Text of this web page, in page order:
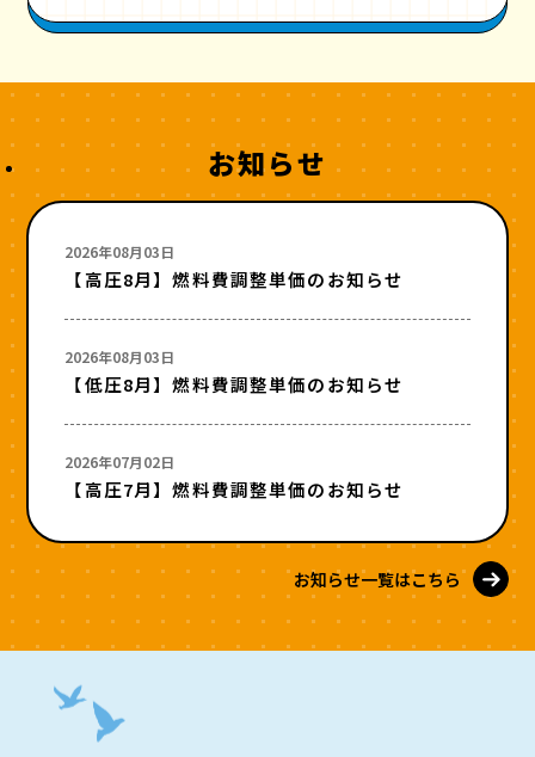
お知らせ
2026年08月03日
【高圧8月】燃料費調整単価のお知らせ
2026年08月03日
【低圧8月】燃料費調整単価のお知らせ
2026年07月02日
【高圧7月】燃料費調整単価のお知らせ
お知らせ一覧はこちら